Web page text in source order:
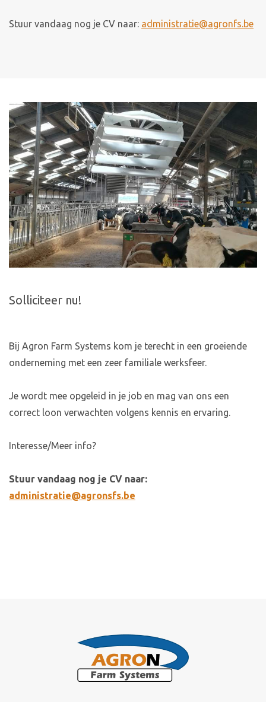
Stuur vandaag nog je CV naar: administratie@agronfs.be
Solliciteer nu!
Bij Agron Farm Systems kom je terecht in een groeiende
onderneming met een zeer familiale werksfeer.
Je wordt mee opgeleid in je job en mag van ons een
correct loon verwachten volgens kennis en ervaring.
Interesse/Meer info?
Stuur vandaag nog je CV naar:
administratie@agronsfs.be